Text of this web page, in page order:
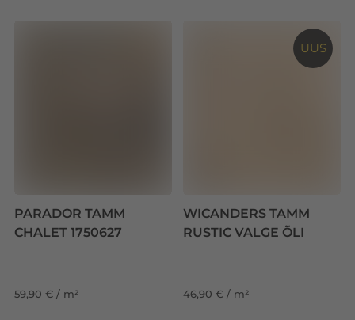
PARADOR TAMM
CHALET 1750627
59,90 € / m²
UUS
WICANDERS TAMM
RUSTIC VALGE ÕLI
46,90 € / m²